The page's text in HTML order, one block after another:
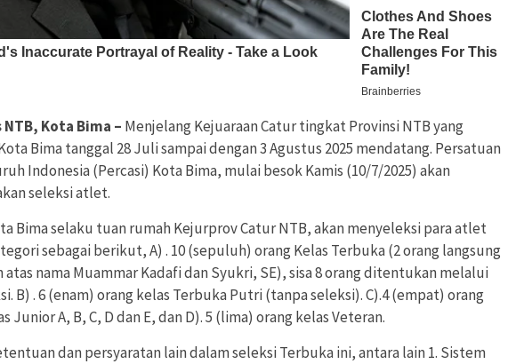
NTB, Kota Bima – Menjelang Kejuaraan Catur tingkat Provinsi NTB yang
Bima tanggal 28 Juli sampai dengan 3 Agustus 2025 mendatang. Persatuan
Indonesia (Percasi) Kota Bima, mulai besok Kamis (10/7/2025) akan
seleksi atlet.
Bima selaku tuan rumah Kejurprov Catur NTB, akan menyeleksi para atlet
sebagai berikut, A) . 10 (sepuluh) orang Kelas Terbuka (2 orang langsung
atas nama Muammar Kadafi dan Syukri, SE), sisa 8 orang ditentukan melalui
B) . 6 (enam) orang kelas Terbuka Putri (tanpa seleksi). C).4 (empat) orang
Junior A, B, C, D dan E, dan D). 5 (lima) orang kelas Veteran.
dan persyaratan lain dalam seleksi Terbuka ini, antara lain 1. Sistem